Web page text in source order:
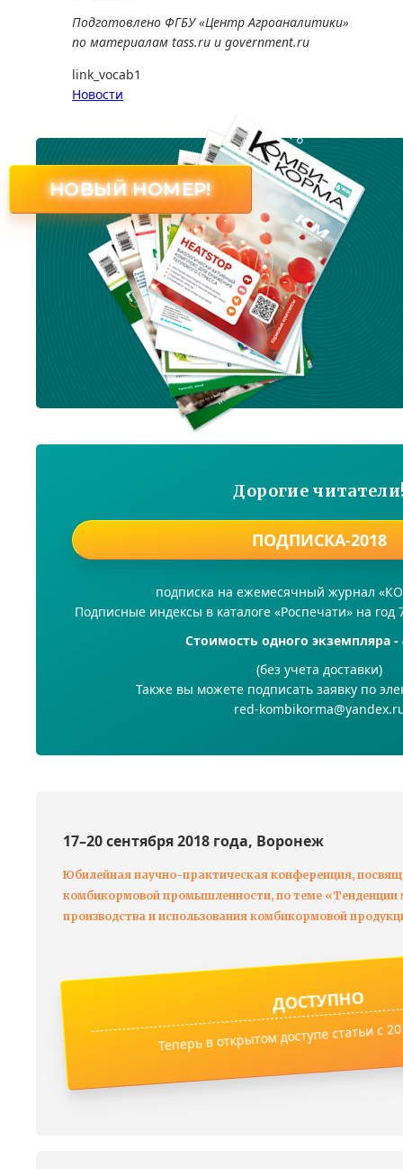
Подготовлено ФГБУ «Центр Агроаналитики»
по материалам tass.ru и government.ru
link_vocab1
Новости
НОВЫЙ НОМЕР!
№ 6
Дорогие
ПОДПИСКА-2018
подписка на ежемесячный журнал
Подписные индексы в каталоге «Роспечати» на год
Стоимость одного экземпляра -
(без учета доставки)
Также вы можете подписать заявку по
red-
17–20 сентября 2018 года, Воронеж
Юбилейная научно-практическая конференция,
комбикормовой промышленности, по теме «Тенденции
производства и использования комбикормовой
ДОСТУПНО
Теперь в открытом доступе статьи с